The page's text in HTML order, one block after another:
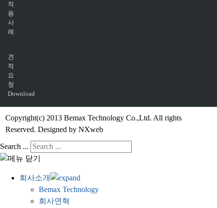
적
용
사
례
견
적
요
청
Download
Copyright(c) 2013 Bemax Technology Co.,Ltd. All rights
Reserved. Designed by NXweb
Search ...
회사소개
Bemax Technology
회사연혁